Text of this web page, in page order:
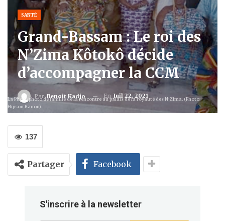
SANTÉ
Grand-Bassam : Le roi des
N’Zima Kôtokô décide
d’accompagner la CCM
ParBenoit Kadjo En Juil 22, 2021
La Photo photo de famille de la rencontre au palais de la royauté des N'Zima. (Photo:
Hipson Kanon).
137
Partager Facebook
S'inscrire à la newsletter